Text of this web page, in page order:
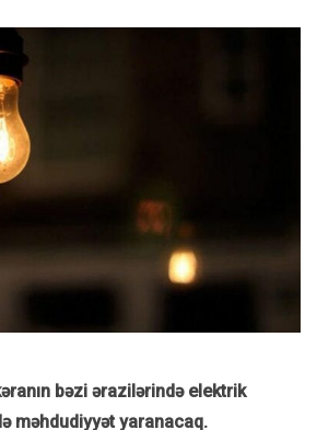
bəzi ərazilərində elektrik
məhdudiyyət yaranacaq.